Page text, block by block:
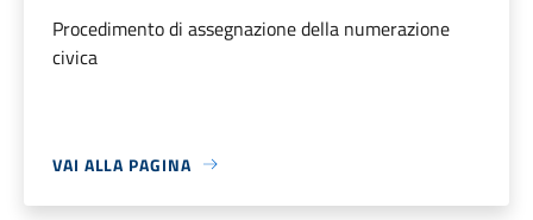
Procedimento di assegnazione della numerazione
civica
VAI ALLA PAGINA